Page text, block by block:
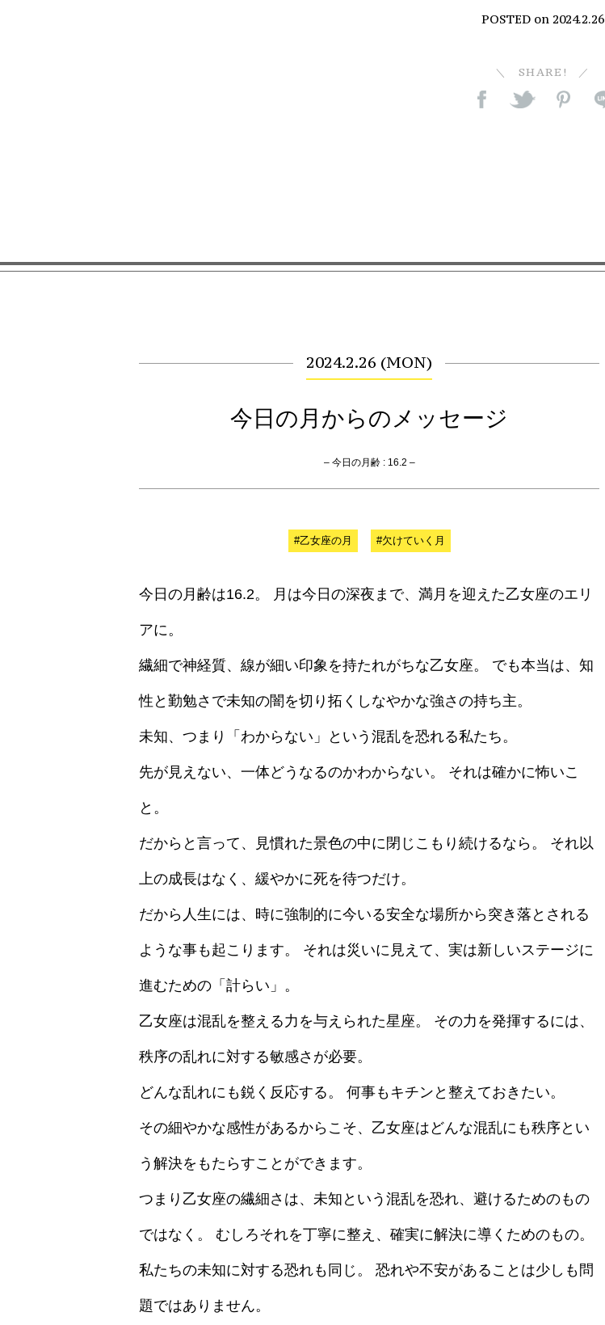
POSTED on 2024.2.26
SHARE!
2024.2.26 (MON)
今日の月からのメッセージ
– 今日の月齢 : 16.2 –
#乙女座の月 #欠けていく月
今日の月齢は16.2。 月は今日の深夜まで、満月を迎えた乙女座のエリ
アに。
繊細で神経質、線が細い印象を持たれがちな乙女座。 でも本当は、知
性と勤勉さで未知の闇を切り拓くしなやかな強さの持ち主。
未知、つまり「わからない」という混乱を恐れる私たち。
先が見えない、一体どうなるのかわからない。 それは確かに怖いこ
と。
だからと言って、見慣れた景色の中に閉じこもり続けるなら。 それ以
上の成長はなく、緩やかに死を待つだけ。
だから人生には、時に強制的に今いる安全な場所から突き落とされる
ような事も起こります。 それは災いに見えて、実は新しいステージに
進むための「計らい」。
乙女座は混乱を整える力を与えられた星座。 その力を発揮するには、
秩序の乱れに対する敏感さが必要。
どんな乱れにも鋭く反応する。 何事もキチンと整えておきたい。
その細やかな感性があるからこそ、乙女座はどんな混乱にも秩序とい
う解決をもたらすことができます。
つまり乙女座の繊細さは、未知という混乱を恐れ、避けるためのもの
ではなく。 むしろそれを丁寧に整え、確実に解決に導くためのもの。
私たちの未知に対する恐れも同じ。 恐れや不安があることは少しも問
題ではありません。